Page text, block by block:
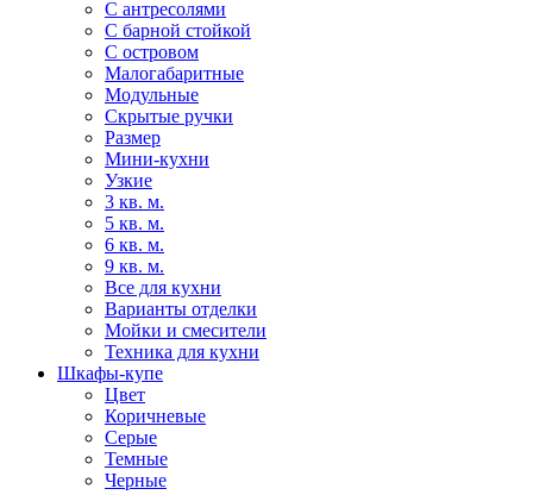
С антресолями
С барной стойкой
С островом
Малогабаритные
Модульные
Скрытые ручки
Размер
Мини-кухни
Узкие
3 кв. м.
5 кв. м.
6 кв. м.
9 кв. м.
Все для кухни
Варианты отделки
Мойки и смесители
Техника для кухни
Шкафы-купе
Цвет
Коричневые
Серые
Темные
Черные